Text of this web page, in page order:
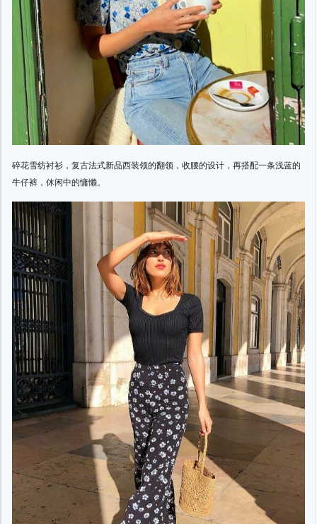
碎花雪纺衬衫，复古法式新品西装领的翻领，收腰的设计，再搭配一条浅蓝的
牛仔裤，休闲中的慵懒。